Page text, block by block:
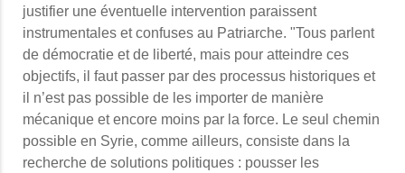
justifier une éventuelle intervention paraissent
instrumentales et confuses au Patriarche. "Tous parlent
de démocratie et de liberté, mais pour atteindre ces
objectifs, il faut passer par des processus historiques et
il n’est pas possible de les importer de manière
mécanique et encore moins par la force. Le seul chemin
possible en Syrie, comme ailleurs, consiste dans la
recherche de solutions politiques : pousser les